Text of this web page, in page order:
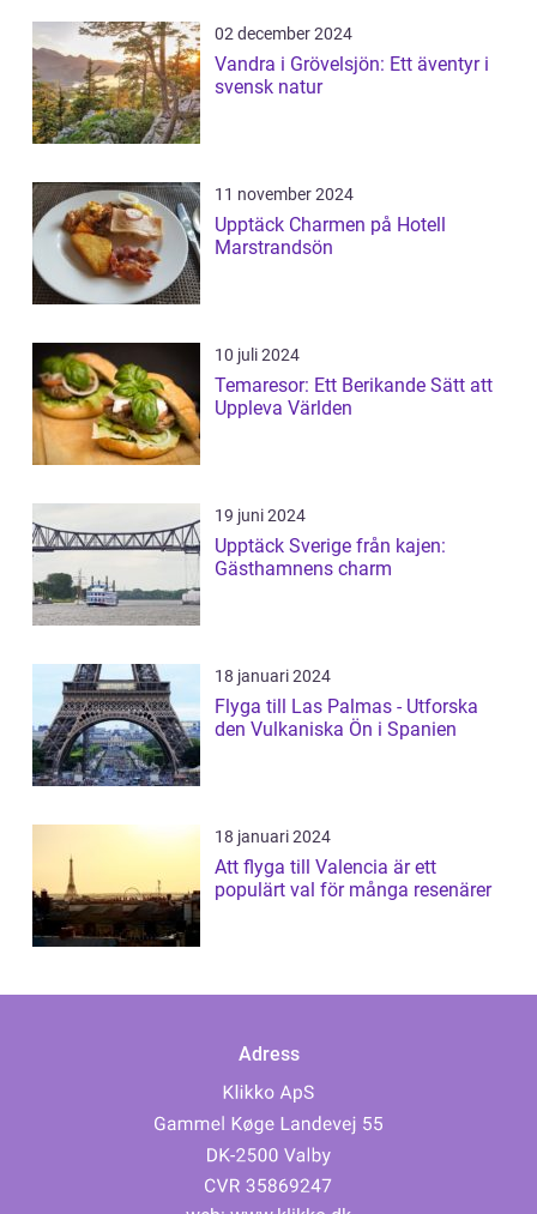
02 december 2024
Vandra i Grövelsjön: Ett äventyr i
svensk natur
11 november 2024
Upptäck Charmen på Hotell
Marstrandsön
10 juli 2024
Temaresor: Ett Berikande Sätt att
Uppleva Världen
19 juni 2024
Upptäck Sverige från kajen:
Gästhamnens charm
18 januari 2024
Flyga till Las Palmas - Utforska
den Vulkaniska Ön i Spanien
18 januari 2024
Att flyga till Valencia är ett
populärt val för många resenärer
Adress